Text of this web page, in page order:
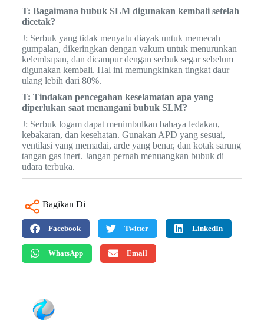
T: Bagaimana bubuk SLM digunakan kembali setelah
dicetak?
J: Serbuk yang tidak menyatu diayak untuk memecah
gumpalan, dikeringkan dengan vakum untuk menurunkan
kelembapan, dan dicampur dengan serbuk segar sebelum
digunakan kembali. Hal ini memungkinkan tingkat daur
ulang lebih dari 80%.
T: Tindakan pencegahan keselamatan apa yang
diperlukan saat menangani bubuk SLM?
J: Serbuk logam dapat menimbulkan bahaya ledakan,
kebakaran, dan kesehatan. Gunakan APD yang sesuai,
ventilasi yang memadai, arde yang benar, dan kotak sarung
tangan gas inert. Jangan pernah menuangkan bubuk di
udara terbuka.
Bagikan Di
Facebook Twitter LinkedIn
WhatsApp Email